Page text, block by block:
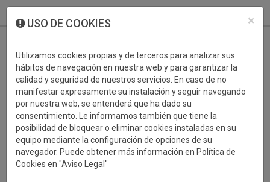
×
USO DE COOKIES
Utilizamos cookies propias y de terceros para analizar sus
hábitos de navegación en nuestra web y para garantizar la
calidad y seguridad de nuestros servicios. En caso de no
manifestar expresamente su instalación y seguir navegando
por nuestra web, se entenderá que ha dado su
consentimiento. Le informamos también que tiene la
posibilidad de bloquear o eliminar cookies instaladas en su
equipo mediante la configuración de opciones de su
navegador. Puede obtener más información en Política de
Cookies en "Aviso Legal"
TROFEOS DEPORTIVOS
ALEGORICO